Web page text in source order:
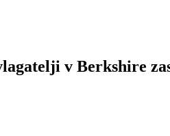
v Berkshire